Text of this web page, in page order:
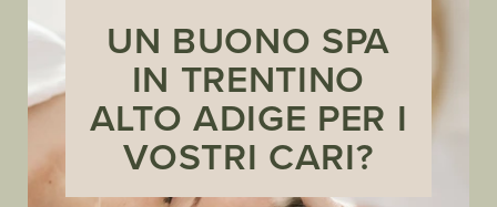
UN BUONO SPA
IN TRENTINO
ALTO ADIGE PER I
VOSTRI CARI?